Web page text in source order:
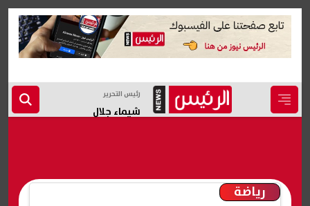
رئيس التحرير
شيماء جلال
رياضة